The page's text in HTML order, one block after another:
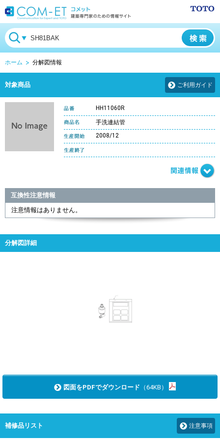
ホーム 分解図情報
対象商品 ご利用ガイド
HH11060R
手洗連結管
2008/12
互換性注意情報
注意情報はありません。
分解図詳細
図面をPDFでダウンロード （64KB）
補修品リスト 注意事項